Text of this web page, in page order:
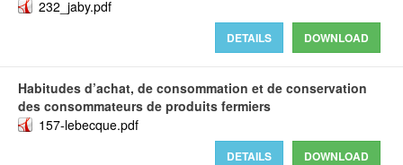
232_jaby.pdf
DOWNLOAD
DETAILS
Habitudes d’achat, de consommation et de conservation
des consommateurs de produits fermiers
157-lebecque.pdf
DOWNLOAD
DETAILS